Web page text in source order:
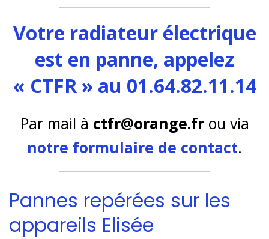
Votre radiateur électrique
est en panne, appelez
« CTFR » au 01.64.82.11.14
Par mail à ctfr@orange.frou via
notre formulaire de contact.
Pannes repérées sur les
appareils Elisée